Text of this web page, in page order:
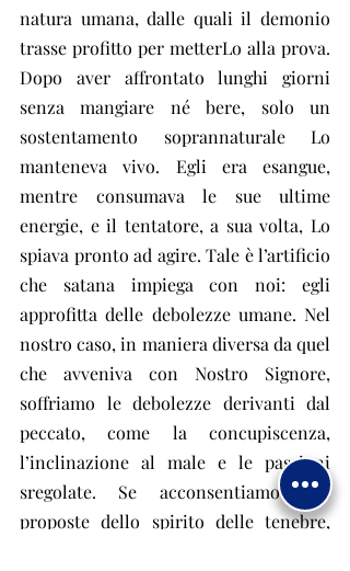
natura umana, dalle quali il demonio
trasse profitto per metterLo alla prova.
Dopo aver affrontato lunghi giorni
senza mangiare né bere, solo un
sostentamento soprannaturale Lo
manteneva vivo. Egli era esangue,
mentre consumava le sue ultime
energie, e il tentatore, a sua volta, Lo
spiava pronto ad agire. Tale è l’artificio
che satana impiega con noi: egli
approfitta delle debolezze umane. Nel
nostro caso, in maniera diversa da quel
che avveniva con Nostro Signore,
soffriamo le debolezze derivanti dal
peccato, come la concupiscenza,
l’inclinazione al male e le passioni
sregolate. Se acconsentiamo alle
proposte dello spirito delle tenebre,